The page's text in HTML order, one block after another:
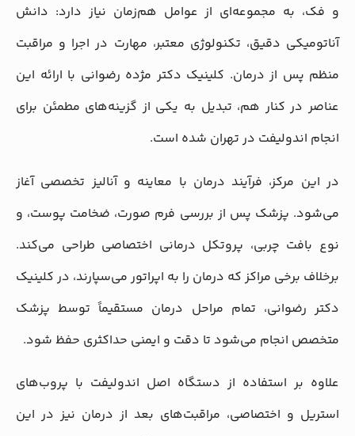
و فک، به مجموعه‌ای از عوامل هم‌زمان نیاز دارد: دانش
آناتومیکی دقیق، تکنولوژی معتبر، مهارت در اجرا و مراقبت
منظم پس از درمان. کلینیک دکتر مژده رضوانی با ارائه این
عناصر در کنار هم، تبدیل به یکی از گزینه‌های مطمئن برای
انجام اندولیفت در تهران شده است.
در این مرکز، فرآیند درمان با معاینه و آنالیز تخصصی آغاز
می‌شود. پزشک پس از بررسی فرم صورت، ضخامت پوست، و
نوع بافت چربی، پروتکل درمانی اختصاصی طراحی می‌کند.
برخلاف برخی مراکز که درمان را به اپراتور می‌سپارند، در کلینیک
دکتر رضوانی، تمام مراحل درمان مستقیماً توسط پزشک
متخصص انجام می‌شود تا دقت و ایمنی حداکثری حفظ شود.
علاوه بر استفاده از دستگاه اصل اندولیفت با پروب‌های
استریل و اختصاصی، مراقبت‌های بعد از درمان نیز در این